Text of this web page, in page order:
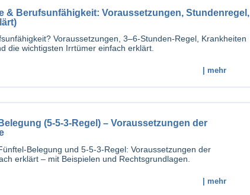
& Berufsunfähigkeit: Voraussetzungen, Stundenregel,
Voraussetzungen, 3–6-Stunden-Regel, Krankheiten
die wichtigsten Irrtümer einfach erklärt.
| mehr
(5-5-3-Regel) – Voraussetzungen der
Belegung und 5-5-3-Regel: Voraussetzungen der
erklärt – mit Beispielen und Rechtsgrundlagen.
| mehr